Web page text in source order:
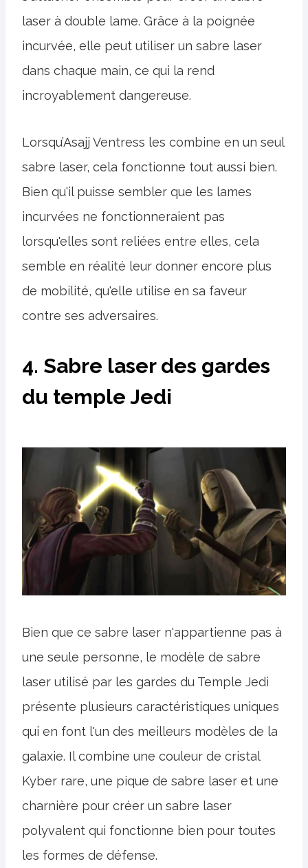
laser à double lame. Grâce à la poignée
incurvée, elle peut utiliser un sabre laser
dans chaque main, ce qui la rend
incroyablement dangereuse.
Lorsqu’Asajj Ventress les combine en un seul
sabre laser, cela fonctionne tout aussi bien.
Bien qu'il puisse sembler que les lames
incurvées ne fonctionneraient pas
lorsqu'elles sont reliées entre elles, cela
semble en réalité leur donner encore plus
de mobilité, qu'elle utilise en sa faveur
contre ses adversaires.
4. Sabre laser des gardes
du temple Jedi
Bien que ce sabre laser n'appartienne pas à
une seule personne, le modèle de sabre
laser utilisé par les gardes du Temple Jedi
présente plusieurs caractéristiques uniques
qui en font l'un des meilleurs modèles de la
galaxie. Il combine une couleur de cristal
Kyber rare, une pique de sabre laser et une
charnière pour créer un sabre laser
polyvalent qui fonctionne bien pour toutes
les formes de défense.